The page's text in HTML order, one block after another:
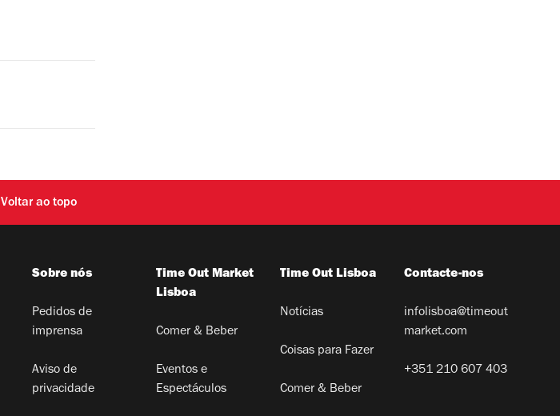
Voltar ao topo
Sobre nós
Pedidos de
imprensa
Aviso de
privacidade
Time Out Market
Lisboa
Comer & Beber
Eventos e
Espectáculos
Time Out Lisboa
Notícias
Coisas para Fazer
Comer & Beber
Contacte-nos
infolisboa@timeout
market.com
+351 210 607 403